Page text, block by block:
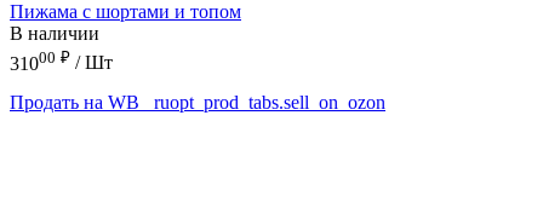
Пижама с шортами и топом
В наличии
31000 ₽ / Шт
Продать на WB
_ruopt_prod_tabs.sell_on_ozon